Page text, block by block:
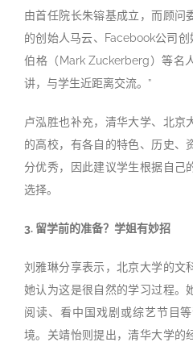
由首任院长朱镕基成立，而顾问
的创始人马云、Facebook公司创
伯格（Mark Zuckerberg）等名
讲，与学生近距离交流。”
卢泓胜也补充，清华大学、北京
的高校，有各自的特色、历史、
分优秀，因此建议学生根据自己
选择。
3. 留学前的准备？学姐有妙招
刘雅琳分享表示，北京大学的文
她认为这是很自然的学习过程。
阅读、看中国戏剧或综艺节目
境。关靖怡则提出，清华大学的